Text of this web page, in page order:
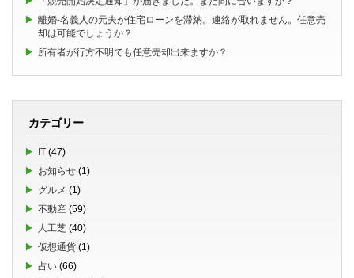
離婚-名義人の元夫が住宅ローンを滞納。連絡が取れません。任意売
却は可能でしょうか？
所有者が行方不明でも任意売却出来ますか？
カテゴリー
IT (47)
お知らせ (1)
グルメ (1)
不動産 (59)
人工芝 (40)
仮想通貨 (1)
占い (66)